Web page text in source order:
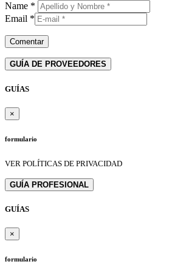
Name *
Email *
GUÍA DE PROVEEDORES
GUÍAS
×
formulario
VER POLÍTICAS DE PRIVACIDAD
GUÍA PROFESIONAL
GUÍAS
×
formulario